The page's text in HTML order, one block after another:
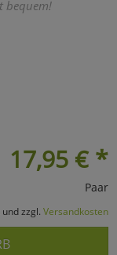
bequem!
17,95 € *
Paar
zzgl. Versandkosten